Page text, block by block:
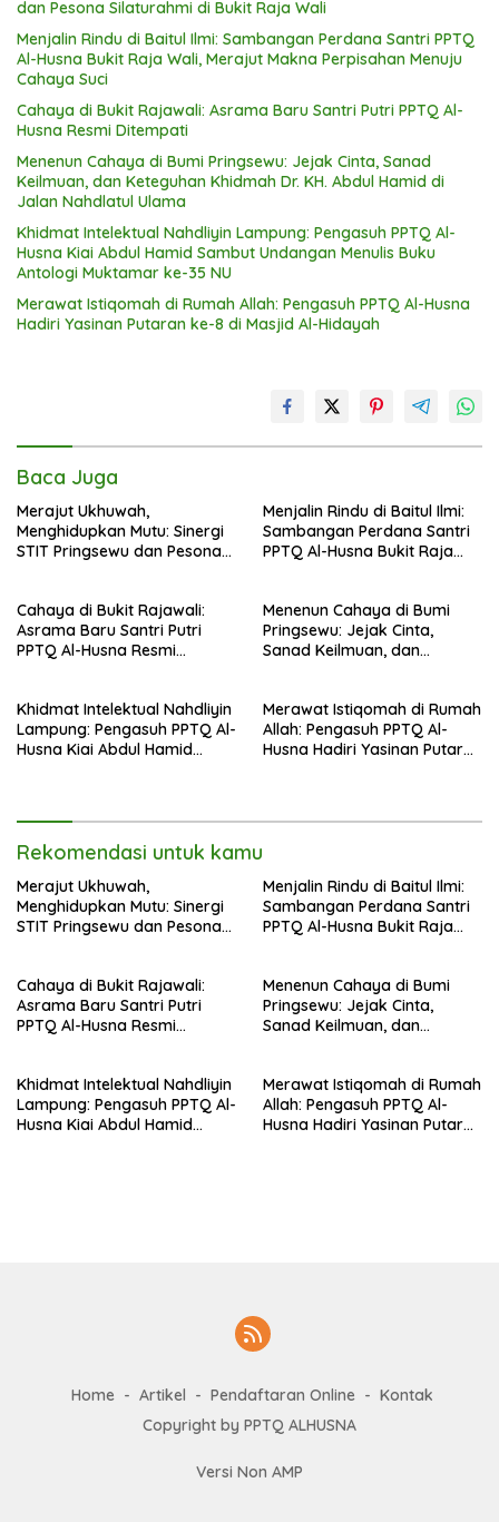
dan Pesona Silaturahmi di Bukit Raja Wali
Menjalin Rindu di Baitul Ilmi: Sambangan Perdana Santri PPTQ
Al-Husna Bukit Raja Wali, Merajut Makna Perpisahan Menuju
Cahaya Suci
Cahaya di Bukit Rajawali: Asrama Baru Santri Putri PPTQ Al-
Husna Resmi Ditempati
Menenun Cahaya di Bumi Pringsewu: Jejak Cinta, Sanad
Keilmuan, dan Keteguhan Khidmah Dr. KH. Abdul Hamid di
Jalan Nahdlatul Ulama
Khidmat Intelektual Nahdliyin Lampung: Pengasuh PPTQ Al-
Husna Kiai Abdul Hamid Sambut Undangan Menulis Buku
Antologi Muktamar ke-35 NU
Merawat Istiqomah di Rumah Allah: Pengasuh PPTQ Al-Husna
Hadiri Yasinan Putaran ke-8 di Masjid Al-Hidayah
Baca Juga
Merajut Ukhuwah,
Menghidupkan Mutu: Sinergi
STIT Pringsewu dan Pesona
Menjalin Rindu di Baitul Ilmi:
Sambangan Perdana Santri
PPTQ Al-Husna Bukit Raja
Suci
Cahaya di Bukit Rajawali:
Asrama Baru Santri Putri
PPTQ Al-Husna Resmi
Menenun Cahaya di Bumi
Pringsewu: Jejak Cinta,
Sanad Keilmuan, dan
Nahdlatul Ulama
Khidmat Intelektual Nahdliyin
Lampung: Pengasuh PPTQ Al-
Husna Kiai Abdul Hamid
Merawat Istiqomah di Rumah
Allah: Pengasuh PPTQ Al-
Husna Hadiri Yasinan Putaran
Rekomendasi untuk kamu
Merajut Ukhuwah,
Menghidupkan Mutu: Sinergi
STIT Pringsewu dan Pesona
Menjalin Rindu di Baitul Ilmi:
Sambangan Perdana Santri
PPTQ Al-Husna Bukit Raja
Suci
Cahaya di Bukit Rajawali:
Asrama Baru Santri Putri
PPTQ Al-Husna Resmi
Menenun Cahaya di Bumi
Pringsewu: Jejak Cinta,
Sanad Keilmuan, dan
Nahdlatul Ulama
Khidmat Intelektual Nahdliyin
Lampung: Pengasuh PPTQ Al-
Husna Kiai Abdul Hamid
Merawat Istiqomah di Rumah
Allah: Pengasuh PPTQ Al-
Husna Hadiri Yasinan Putaran
Home Artikel Pendaftaran Online
Kontak
Copyright by PPTQ ALHUSNA
Versi Non AMP